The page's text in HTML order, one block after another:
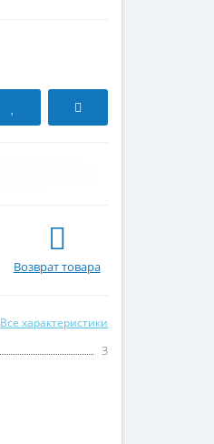
Возврат товара
Все характеристики
3